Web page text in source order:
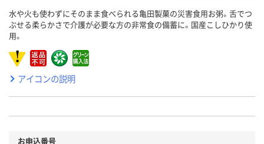
水や火も使わずにそのまま食べられる亀田製菓の災害食用お粥。舌でつ
ぶせる柔らかさで介護が必要な方の非常食の備蓄に。国産こしひかり使
用。
アイコンの説明
お申込番号